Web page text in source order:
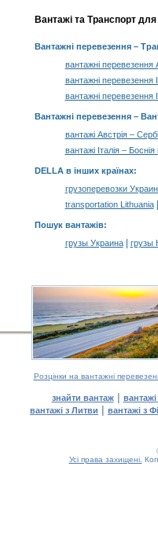
Вантажі та Транспорт
Вантажні перевезення–
вантажні перевезення
вантажні перевезення
вантажні перевезення
Вантажні перевезення –
вантажі Австрія –
вантажі Італія –
DELLA в інших країнах:
грузоперевозки
transportation Lithuania|
Пошук вантажів:
грузы Украина| грузы
Розцінки на вантажні
знайти вантаж|
вантажі з Литви | вантажі з
Усі права захищені.